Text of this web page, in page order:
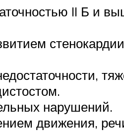
II Б и
нарушений.
движения,